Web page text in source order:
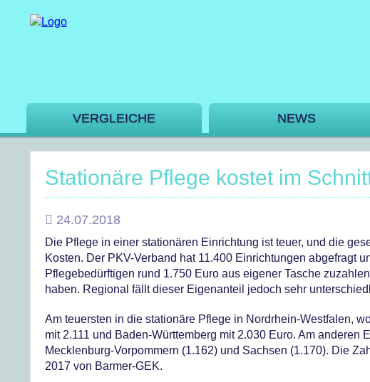
VERGLEICHE NEWS
Stationäre Pflege kostet im
24.07.2018
Die Pflege in einer stationären Einrichtung ist teuer, und die
Kosten. Der PKV-Verband hat 11.400 Einrichtungen abgefragt
Pflegebedürftigen rund 1.750 Euro aus eigener Tasche
haben. Regional fällt dieser Eigenanteil jedoch sehr
Am teuersten in die stationäre Pflege in Nordrhein-Westfalen,
mit 2.111 und Baden-Württemberg mit 2.030 Euro. Am
Mecklenburg-Vorpommern (1.162) und Sachsen (1.170). Die
2017 von Barmer-GEK.